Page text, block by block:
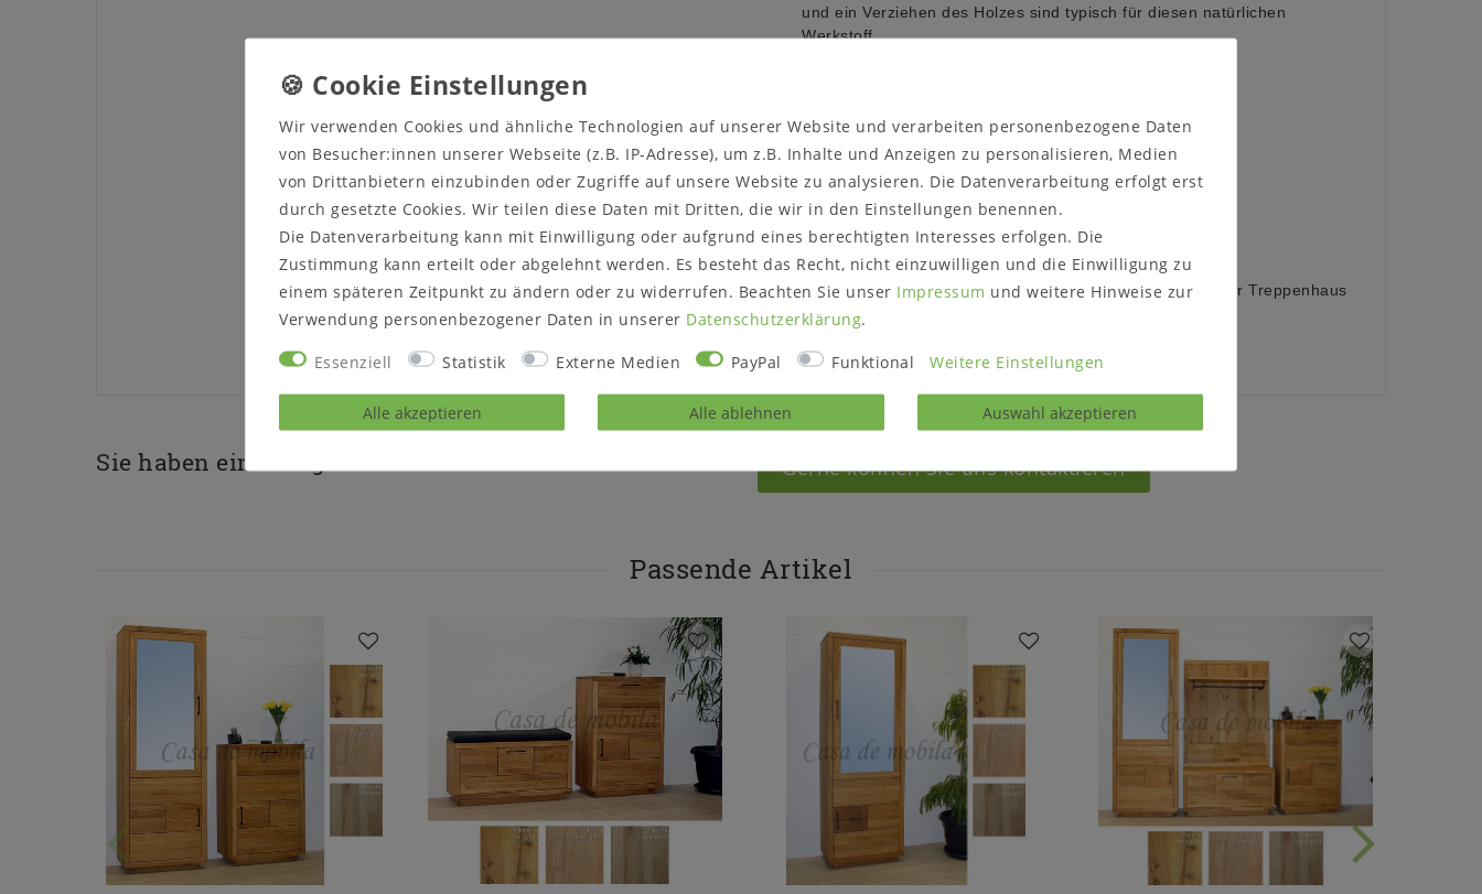
und ein Verziehen des Holzes sind typisch für diesen natürlichen
Werkstoff.
legno geölt
Beschläge: Bügelgriffe aus schwarzem Metall
Lieferzustand:montiert
Hinweise zur Anlieferung:
Prüfen Sie vor dem Bestellen, ob das Möbelstück durch Ihr Treppenhaus
/ Zugänge passt.
Sie haben eine Frage zu diesem Produkt? Gerne können Sie uns kontaktieren
Passende Artikel
Wir verwenden Cookies und ähnliche Technologien auf unserer Website und verarbeiten personenbezogene Daten
von Besucher:innen unserer Webseite (z.B. IP-Adresse), um z.B. Inhalte und Anzeigen zu personalisieren, Medien
von Drittanbietern einzubinden oder Zugriffe auf unsere Website zu analysieren. Die Datenverarbeitung erfolgt erst
durch gesetzte Cookies. Wir teilen diese Daten mit Dritten, die wir in den Einstellungen benennen.
Die Datenverarbeitung kann mit Einwilligung oder aufgrund eines berechtigten Interesses erfolgen. Die
Zustimmung kann erteilt oder abgelehnt werden. Es besteht das Recht, nicht einzuwilligen und die Einwilligung zu
einem späteren Zeitpunkt zu ändern oder zu widerrufen. Beachten Sie unser Impressum und weitere Hinweise zur
Verwendung personenbezogener Daten in unserer Daten­schutz­erklärung.
Essenziell Statistik Externe Medien PayPal Funktional Weitere Einstellungen
Alle akzeptieren Alle ablehnen Auswahl akzeptieren